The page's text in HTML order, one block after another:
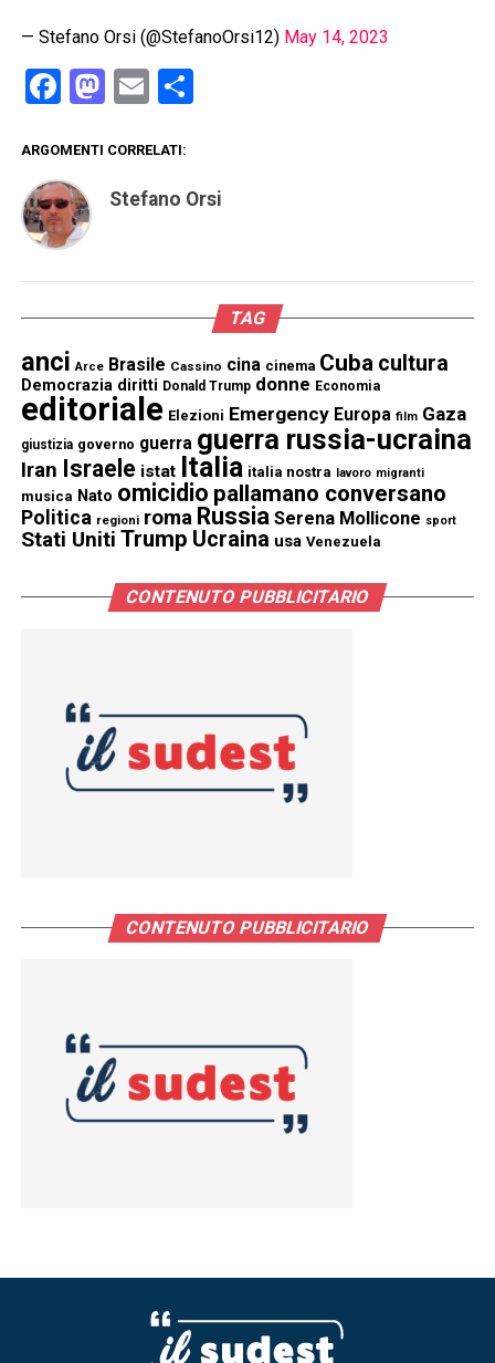
— Stefano Orsi (@StefanoOrsi12) May 14, 2023
Facebook
Mastodon
EmailCondividi
ARGOMENTI CORRELATI:
Stefano Orsi
TAG
anci Arce Brasile Cassino cina cinema Cuba cultura
Democrazia diritti Donald Trump donne Economia
editoriale Elezioni Emergency Europa film Gaza
giustizia governo guerra guerra russia-ucraina
Iran Israele istat Italia italia nostra lavoro migranti
musica Nato omicidio pallamano conversano
Politica regioni roma Russia Serena Mollicone sport
Stati Uniti Trump Ucraina usa Venezuela
CONTENUTO PUBBLICITARIO
CONTENUTO PUBBLICITARIO